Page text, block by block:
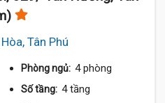
Tân Phú
Phòng ngủ: 4 phòng
Số tầng: 4 tầng